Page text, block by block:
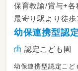
保育教諭/賞与+
最寄り駅より徒歩
幼保連携型認
認定こども園
幼保連携型認定こ